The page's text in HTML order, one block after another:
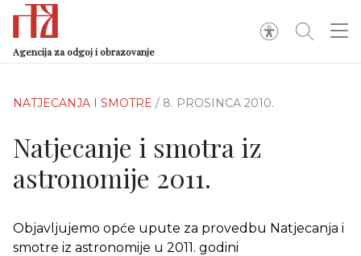
Agencija za odgoj i obrazovanje
NATJECANJA I SMOTRE / 8. PROSINCA 2010.
Natjecanje i smotra iz
astronomije 2011.
Objavljujemo opće upute za provedbu Natjecanja i
smotre iz astronomije u 2011. godini